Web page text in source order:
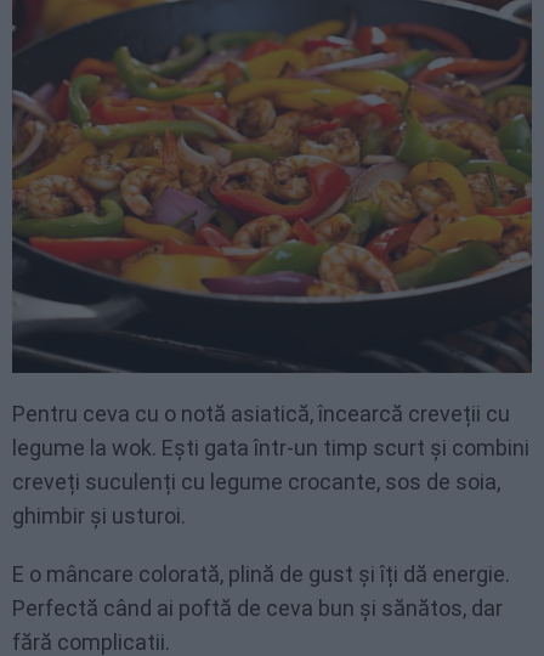
Pentru ceva cu o notă asiatică, încearcă creveții cu
legume la wok. Ești gata într-un timp scurt și combini
creveți suculenți cu legume crocante, sos de soia,
ghimbir și usturoi.
E o mâncare colorată, plină de gust și îți dă energie.
Perfectă când ai poftă de ceva bun și sănătos, dar
fără complicatii.